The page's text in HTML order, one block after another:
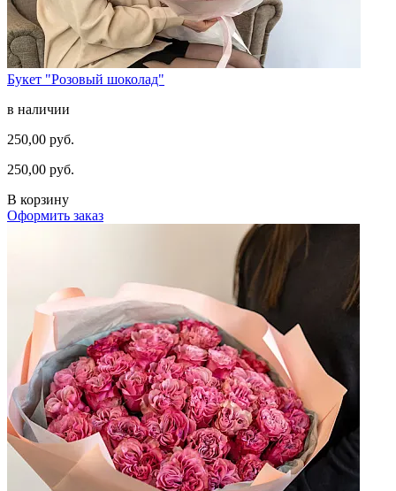
Букет "Розовый шоколад"
в наличии
250,00 руб.
250,00 руб.
В корзину
Оформить заказ